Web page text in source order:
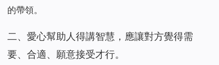
的帶領。
二、愛心幫助人得講智慧，應讓對方覺得需
要、合適、願意接受才行。